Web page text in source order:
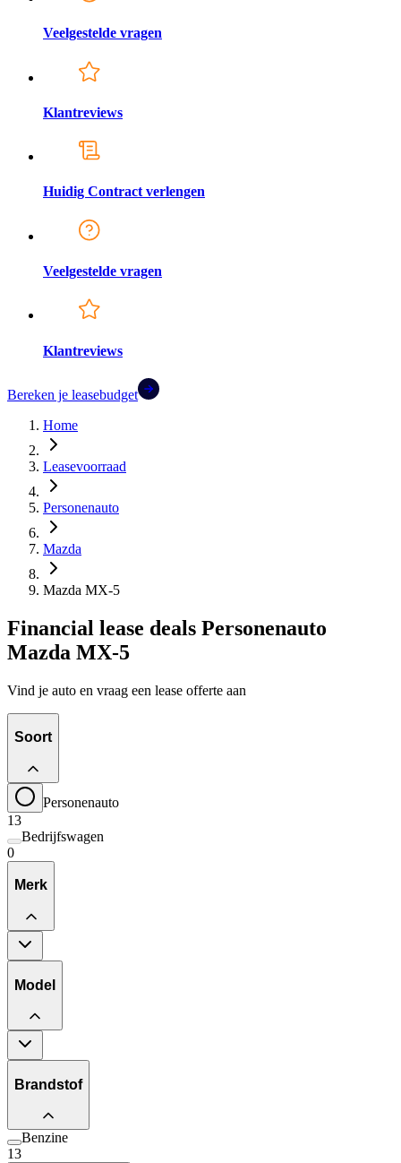
Veelgestelde vragen
Klantreviews
Huidig Contract verlengen
Veelgestelde vragen
Klantreviews
Bereken je leasebudget
Home
Leasevoorraad
Personenauto
Mazda
Mazda MX-5
Financial lease deals Personenauto
Mazda MX-5
Vind je auto en vraag een lease offerte aan
Soort
Personenauto
13
Bedrijfswagen
0
Merk
Model
Brandstof
Benzine
13